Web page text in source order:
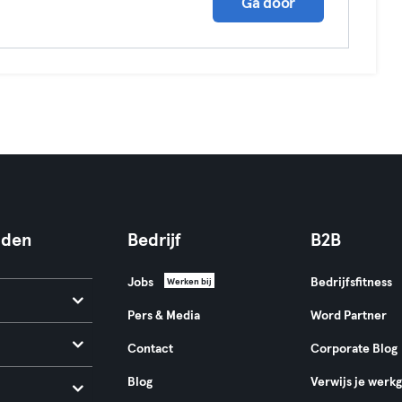
Ga door
Bedrijf
Jobs Werken bij
Pers & Media
Contact
Blog
B2B
Bedrijfsfitness
Word Partner
Corporate Blog
Verwijs je